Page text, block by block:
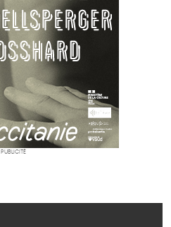
PUBLICITÉ